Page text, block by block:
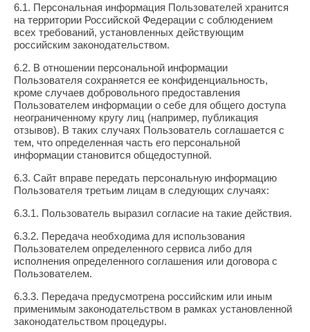
6.1. Персональная информация Пользователей хранится
на территории Российской Федерации с соблюдением
всех требований, установленных действующим
российским законодательством.
6.2. В отношении персональной информации
Пользователя сохраняется ее конфиденциальность,
кроме случаев добровольного предоставления
Пользователем информации о себе для общего доступа
неограниченному кругу лиц (например, публикация
отзывов). В таких случаях Пользователь соглашается с
тем, что определенная часть его персональной
информации становится общедоступной.
6.3. Сайт вправе передать персональную информацию
Пользователя третьим лицам в следующих случаях:
6.3.1. Пользователь выразил согласие на такие действия.
6.3.2. Передача необходима для использования
Пользователем определенного сервиса либо для
исполнения определенного соглашения или договора с
Пользователем.
6.3.3. Передача предусмотрена российским или иным
применимым законодательством в рамках установленной
законодательством процедуры.